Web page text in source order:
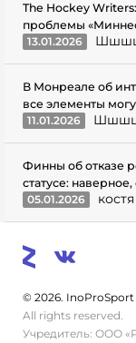
The Hockey
проблемы
13.01.2026
В Монреале об
все элементы
11.01.2026
Финны об отказе
статусе:
05.01.2026
© 2026. InoProSport
All rights reserved.
Учредитель: ООО